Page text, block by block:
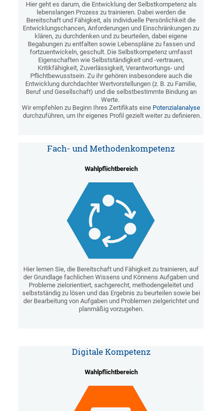
Hier geht es darum, die Entwicklung der Selbstkompetenz als
lebenslangen Prozess zu trainieren. Dabei werden die
Bereitschaft und Fähigkeit, als individuelle Persönlichkeit die
Entwicklungschancen, Anforderungen und Einschränkungen zu
klären, zu durchdenken und zu beurteilen, dabei eigene
Begabungen zu entfalten sowie Lebenspläne zu fassen und
fortzuentwickeln, geschult. Die Selbstkompetenz umfasst
Eigenschaften wie Selbstständigkeit und -vertrauen,
Kritikfähigkeit, Zuverlässigkeit, Verantwortungs- und
Pflichtbewusstsein. Zu ihr gehören insbesondere auch die
Entwicklung durchdachter Wertvorstellungen (z. B. zu Familie,
Beruf und Gesellschaft) und die selbstbestimmte Bindung an
Werte.
Wir empfehlen zu Beginn Ihres Zertifikats eine Potenzialanalyse
durchzuführen, um Ihr eigenes Profil gezielt weiter zu definieren.
Fach- und Methodenkompetenz
Wahlpflichtbereich
Hier lernen Sie, die Bereitschaft und Fähigkeit zu trainieren, auf
der Grundlage fachlichen Wissens und Könnens Aufgaben und
Probleme zielorientiert, sachgerecht, methodengeleitet und
selbstständig zu lösen und das Ergebnis zu beurteilen sowie bei
der Bearbeitung von Aufgaben und Problemen zielgerichtet und
planmäßig vorzugehen.
Digitale Kompetenz
Wahlpflichtbereich